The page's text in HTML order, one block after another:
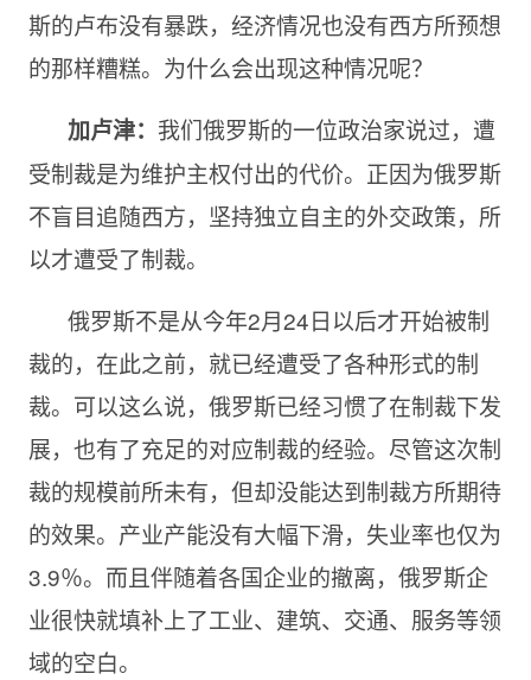
斯的卢布没有暴跌，经济情况也没有西方所预想
的那样糟糕。为什么会出现这种情况呢？
加卢津： 我们俄罗斯的一位政治家说过，遭
受制裁是为维护主权付出的代价。正因为俄罗斯
不盲目追随西方，坚持独立自主的外交政策，所
以才遭受了制裁。
俄罗斯不是从今年2月24日以后才开始被制
裁的，在此之前，就已经遭受了各种形式的制
裁。可以这么说，俄罗斯已经习惯了在制裁下发
展，也有了充足的对应制裁的经验。尽管这次制
裁的规模前所未有，但却没能达到制裁方所期待
的效果。产业产能没有大幅下滑，失业率也仅为
3.9％。而且伴随着各国企业的撤离，俄罗斯企
业很快就填补上了工业、建筑、交通、服务等领
域的空白。